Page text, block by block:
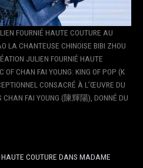
FOURNIÉ HAUTE COUTURE AU
LA CHANTEUSE CHINOISE BIBI ZHOU
JULIEN FOURNIÉ HAUTE
OF CHAN FAI YOUNG: KING OF POP (K
CONSACRÉ À L’ŒUVRE DU
CHAN FAI YOUNG (陳輝陽), DONNÉ DU
HAUTE COUTURE DANS MADAME